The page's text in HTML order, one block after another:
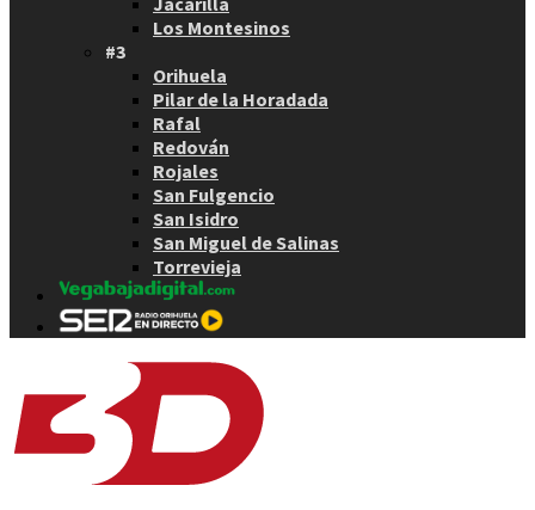
Los Montesinos
#3
Orihuela
Pilar de la Horadada
Rafal
Redován
Rojales
San Fulgencio
San Isidro
San Miguel de Salinas
Torrevieja